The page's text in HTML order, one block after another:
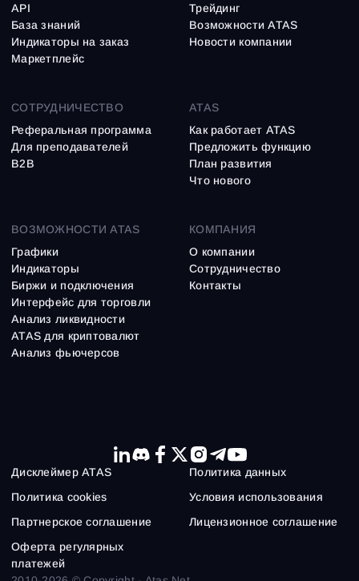
ВОЗМОЖНОСТИ ATAS
Графики
Индикаторы
Биржи и подключения
Интерфейс для торговли
Анализ ликвидности
ATAS для криптовалют
Анализ фьючерсов
API
База знаний
Индикаторы на заказ
Маркетплейс
Трейдинг
Возможности ATAS
Новости компании
СОТРУДНИЧЕСТВО
Реферальная программа
Для преподавателей
B2B
ATAS
Как работает ATAS
Предложить функцию
План развития
Что нового
КОМПАНИЯ
О компании
Сотрудничество
Контакты
Дисклеймер ATAS
Политика данных
Политика cookies
Условия использования
Партнерское соглашение
Лицензионное соглашение
Оферта регулярных
платежей